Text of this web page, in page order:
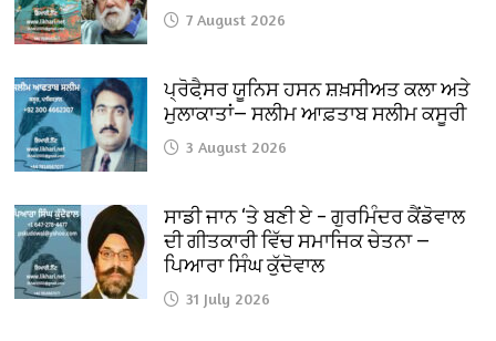
7 August 2026
ਪ੍ਰੋਫੈ਼ਸਰ ਯੂਨਿਸ ਹਸਨ ਸ਼ਖ਼ਸੀਅਤ ਕਲਾ ਅਤੇ
ਮੁਲਾਕਾਤਾਂ— ਸਲੀਮ ਆਫ਼ਤਾਬ ਸਲੀਮ ਕਸੂਰੀ
3 August 2026
ਸਾਡੀ ਜਾਨ ‘ਤੇ ਬਣੀ ਏ – ਗੁਰਮਿੰਦਰ ਕੈਂਡੋਵਾਲ
ਦੀ ਗੀਤਕਾਰੀ ਵਿੱਚ ਸਮਾਜਿਕ ਚੇਤਨਾ —
ਪਿਆਰਾ ਸਿੰਘ ਕੁੱਦੋਵਾਲ
31 July 2026